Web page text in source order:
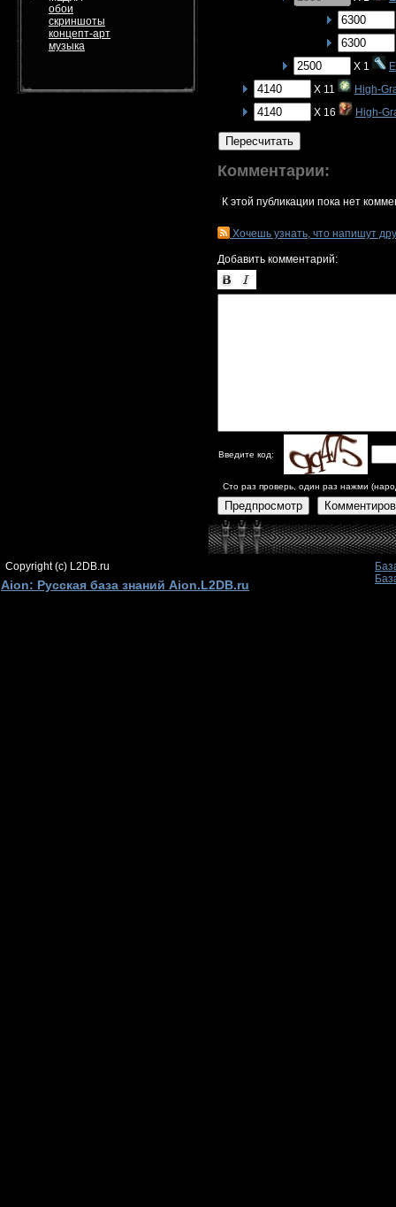
обои
скриншоты
концепт-арт
музыка
X 1
X 11
High-
X 16
High-
Пересчитать
Комментарии:
К этой публикации пока нет
Хочешь узнать, что напишут
Добавить комментарий:
Введите код:
Сто раз проверь, один раз нажми
Предпросмотр
Copyright (c) L2DB.ru
Aion: Русская база знаний Aion.L2DB.ru